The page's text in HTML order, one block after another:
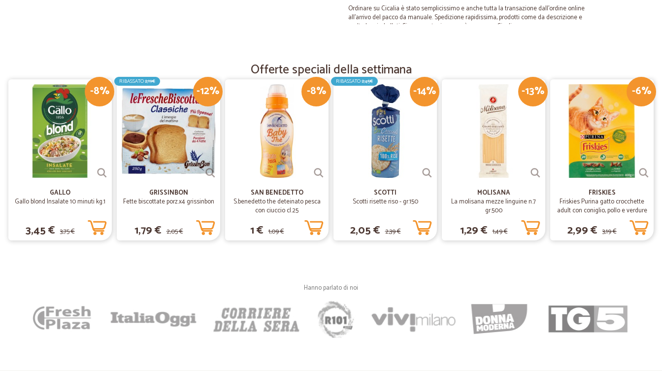
Ordinare su Cicalia è stato semplicissimo e anche tutta la transazione dall'ordine online
all'arrivo del pacco da manuale. Spedizione rapidissima, prodotti come da descrizione e
molto ben imballati. Sicuramente ricomprerò ancora su Cicalia.
Di più non si può!
Estremamente positiva. Acquistato un prodotto ormai introvabile. Consegna velocissima e
rispettosa.
19/08/2021
Servizio impeccabile
Servizio impeccabile
30/03/2020
Spedizione precisa e puntuale.
Spedizione precisa e puntuale.
28/01/2020
—Aldo R.
Servizio celere con materiale di…
Offerte speciali della settimana
-8%
GALLO
Gallo blond Insalate 10 minuti kg.1
3,45 € 3,75 €
-12%
RIBASSATO2,19€
GRISSINBON
Fette biscottate porz.x4 grissinbon
1,79 € 2,05 €
-8%
SAN BENEDETTO
S.benedetto the deteinato pesca
con ciuccio cl.25
1 € 1,09 €
-14%
RIBASSATO2,45€
SCOTTI
Scotti risette riso - gr.150
2,05 € 2,39 €
-13%
MOLISANA
La molisana mezze linguine n.7
gr.500
1,29 € 1,49 €
-6%
FRISKIES
Friskies Purina gatto crocchette
adult con coniglio, pollo e verdure
2,99 € 3,19 €
Hanno parlato di noi